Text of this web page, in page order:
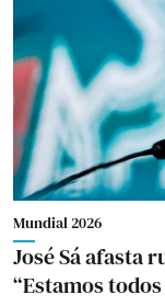
Mundial 2026
José Sá afasta
“Estamos